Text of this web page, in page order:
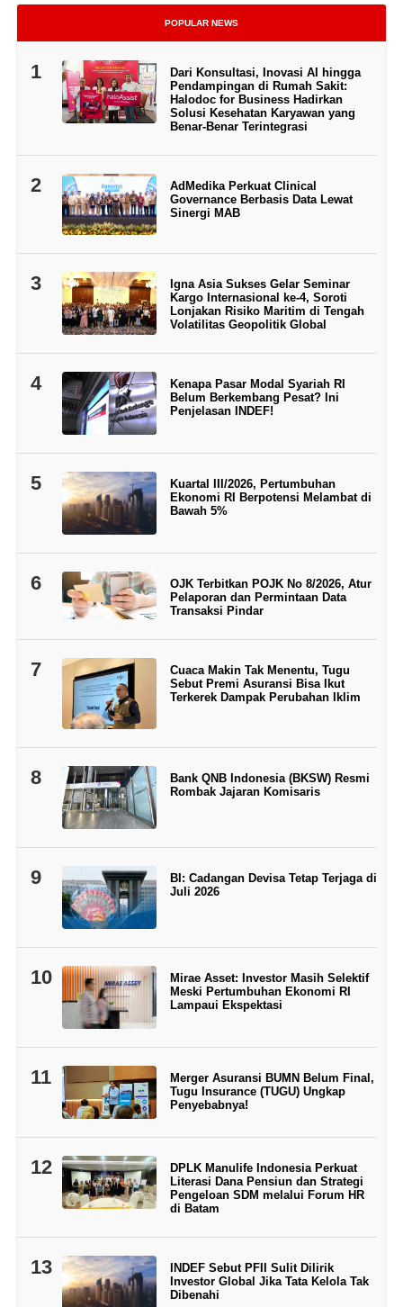
POPULAR NEWS
1
Dari Konsultasi, Inovasi AI hingga
Pendampingan di Rumah Sakit:
Halodoc for Business Hadirkan
Solusi Kesehatan Karyawan yang
Benar-Benar Terintegrasi
2
AdMedika Perkuat Clinical
Governance Berbasis Data Lewat
Sinergi MAB
3
Igna Asia Sukses Gelar Seminar
Kargo Internasional ke-4, Soroti
Lonjakan Risiko Maritim di Tengah
Volatilitas Geopolitik Global
4
Kenapa Pasar Modal Syariah RI
Belum Berkembang Pesat? Ini
Penjelasan INDEF!
5
Kuartal III/2026, Pertumbuhan
Ekonomi RI Berpotensi Melambat di
Bawah 5%
6
OJK Terbitkan POJK No 8/2026, Atur
Pelaporan dan Permintaan Data
Transaksi Pindar
7
Cuaca Makin Tak Menentu, Tugu
Sebut Premi Asuransi Bisa Ikut
Terkerek Dampak Perubahan Iklim
8
Bank QNB Indonesia (BKSW) Resmi
Rombak Jajaran Komisaris
9
BI: Cadangan Devisa Tetap Terjaga di
Juli 2026
10
Mirae Asset: Investor Masih Selektif
Meski Pertumbuhan Ekonomi RI
Lampaui Ekspektasi
11
Merger Asuransi BUMN Belum Final,
Tugu Insurance (TUGU) Ungkap
Penyebabnya!
12
DPLK Manulife Indonesia Perkuat
Literasi Dana Pensiun dan Strategi
Pengeloan SDM melalui Forum HR
di Batam
13
INDEF Sebut PFII Sulit Dilirik
Investor Global Jika Tata Kelola Tak
Dibenahi